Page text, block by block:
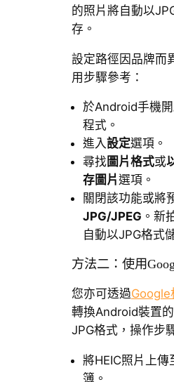
的照片將自動以
存。
設定路徑因品牌而
用步驟參考：
於Android手機
程式。
進入設定選項。
尋找圖片格式或
存圖片選項。
關閉該功能或將
JPG/JPEG 。新
自動以JPG格式
方法二：使用
您亦可透過Google
轉換Android裝置
JPG格式，操作步
將HEIC照片上傳
簿。